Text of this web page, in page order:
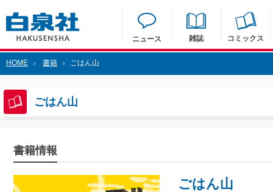
ニュース 雑誌 コミックス
HOME > 書籍 > ごはん山
ごはん山
書籍情報
ごはん山